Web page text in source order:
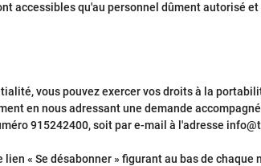
accessibles qu'au personnel dûment autorisé
vous pouvez exercer vos droits à la
en nous adressant une demande
915242400, soit par e-mail à l'adresse
« Se désabonner » figurant au bas de